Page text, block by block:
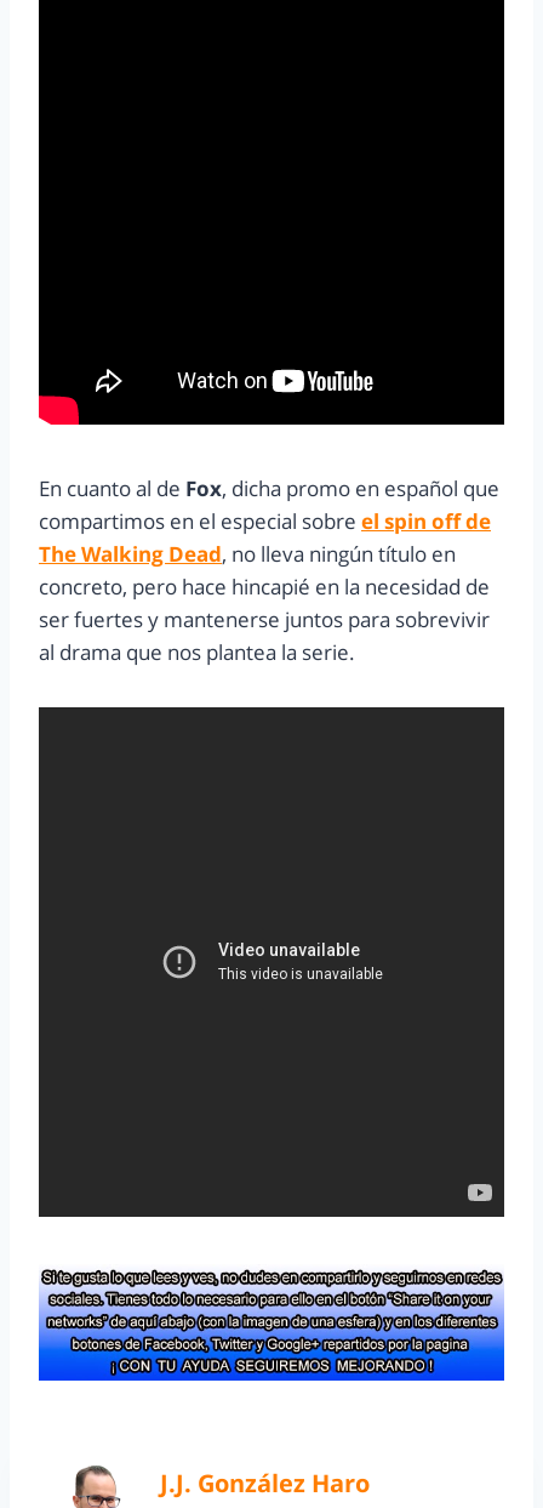
En cuanto al de Fox, dicha promo en español que
compartimos en el especial sobre el spin off de
The Walking Dead, no lleva ningún título en
concreto, pero hace hincapié en la necesidad de
ser fuertes y mantenerse juntos para sobrevivir
al drama que nos plantea la serie.
J.J. González Haro